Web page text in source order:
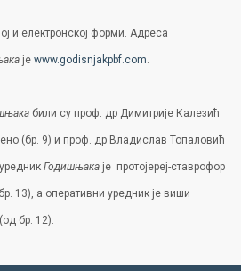
и електронској форми. Адреса
је www.godisnjakpbf.com
били су проф. др Димитрије Калезић
(бр. 9) и проф. др Владислав Топаловић
Годишњака је протојереј-ставрофор
13), а оперативни уредник је виши
бр. 12).